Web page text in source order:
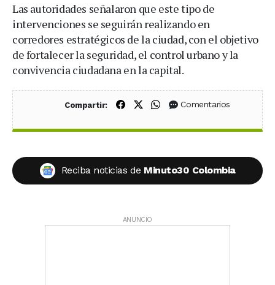
Las autoridades señalaron que este tipo de
intervenciones se seguirán realizando en
corredores estratégicos de la ciudad, con el objetivo
de fortalecer la seguridad, el control urbano y la
convivencia ciudadana en la capital.
Compartir: Compartir en Facebook
Compartir en X (Twitter)
Compartir en WhatsApp
Comentarios
Reciba noticias de Minuto30 Colombia
ANUNCIO